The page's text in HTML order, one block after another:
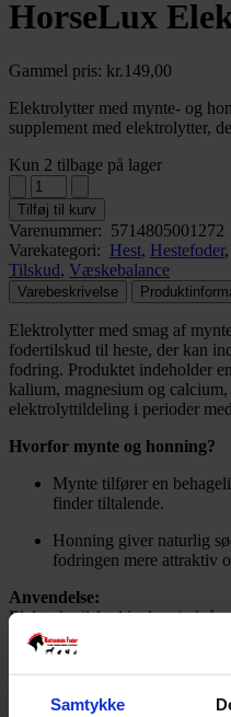
Samtykke
HorseLux
Gammel pris: kr.149,00
Elektrolytter med mynte- og
supplement med elektrolytter,
Kun 2 tilbage på lager
Tilføj til kurv
Varenummer: 5714805001272
Varekategori: Hest, Hestefoder,
Tilskud, Væskebalance
Varebeskrivelse
Elektrolytter med smag af
fodertilskud til heste, der kan
fodring. Produktet indeholder
kalium, magnesium og
elektrolyttildeling i perioder
Hvorfor mynte og honning?
Mynte tilfører en
finder tiltalende.
Honning giver naturlig
fodringen mere attraktiv
Anvendelse:
Elektrolyttilskuddet kan indgå
træning, transport eller andre
mynte og honning gør det
smagen af rene elektrolytter.
Husk altid at hesten skal have